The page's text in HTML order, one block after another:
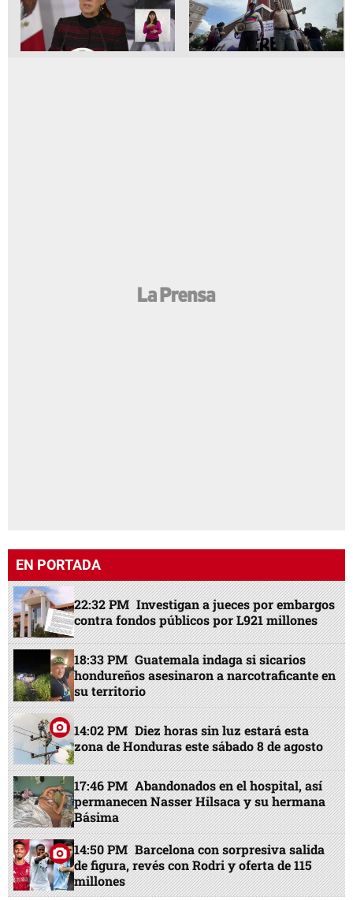
EN PORTADA
22:32 PM Investigan a jueces por embargos
contra fondos públicos por L921 millones
18:33 PM Guatemala indaga si sicarios
hondureños asesinaron a narcotraficante en
su territorio
14:02 PM Diez horas sin luz estará esta
zona de Honduras este sábado 8 de agosto
17:46 PM Abandonados en el hospital, así
permanecen Nasser Hilsaca y su hermana
Básima
14:50 PM Barcelona con sorpresiva salida
de figura, revés con Rodri y oferta de 115
millones